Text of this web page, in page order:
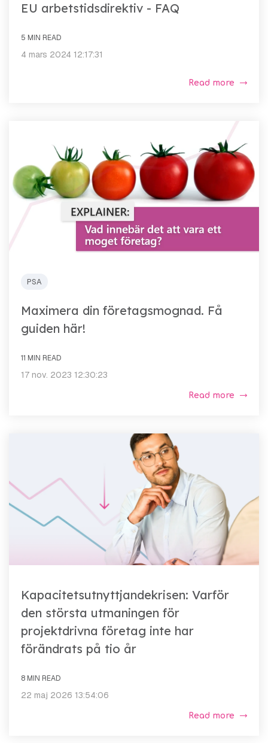
EU arbetstidsdirektiv - FAQ
5 MIN READ
4 mars 2024 12:17:31
Read more
PSA
Maximera din företagsmognad. Få
guiden här!
11 MIN READ
17 nov. 2023 12:30:23
Read more
Kapacitetsutnyttjandekrisen: Varför
den största utmaningen för
projektdrivna företag inte har
förändrats på tio år
8 MIN READ
22 maj 2026 13:54:06
Read more